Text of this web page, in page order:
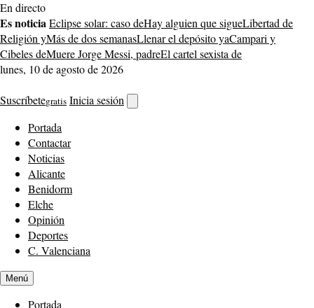
Saltar
al
contenido
En directo
Es noticiaEclipse solar: caso deHay alguien que sigueLibertad de
Religión yMás de dos semanasLlenar el depósito yaCampari y
Cibeles deMuere Jorge Messi, padreEl cartel sexista de
lunes, 10 de agosto de 2026
Suscríbetegratis Inicia sesión
buscador
Portada
Contactar
Noticias
Alicante
Benidorm
Elche
Opinión
Deportes
C. Valenciana
Menú
Portada